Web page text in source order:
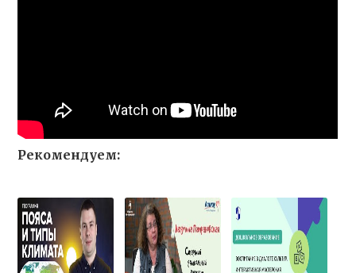
Рекомендуем: